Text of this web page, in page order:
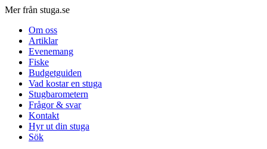
Mer från stuga.se
Om oss
Artiklar
Evenemang
Fiske
Budgetguiden
Vad kostar en stuga
Stugbarometern
Frågor & svar
Kontakt
Hyr ut din stuga
Sök